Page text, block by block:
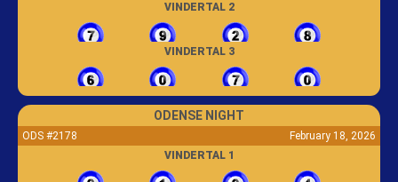
VINDERTAL 2
VINDERTAL 3
ODENSE NIGHT
ODS #2178
February 18, 2026
VINDERTAL 1